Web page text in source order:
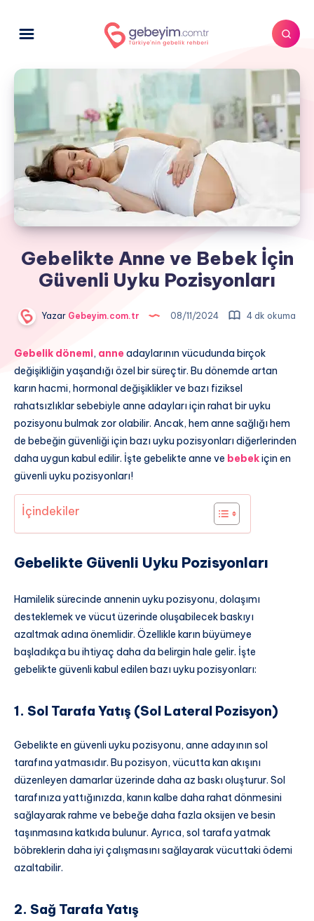
Gebelikte Anne ve Bebek İçin
Güvenli Uyku Pozisyonları
Yazar Gebeyim.com.tr 08/11/2024 4 dk okuma
Gebelik dönemi, anne adaylarının vücudunda birçok
değişikliğin yaşandığı özel bir süreçtir. Bu dönemde artan
karın hacmi, hormonal değişiklikler ve bazı fiziksel
rahatsızlıklar sebebiyle anne adayları için rahat bir uyku
pozisyonu bulmak zor olabilir. Ancak, hem anne sağlığı hem
de bebeğin güvenliği için bazı uyku pozisyonları diğerlerinden
daha uygun kabul edilir. İşte gebelikte anne ve bebekiçin en
güvenli uyku pozisyonları!
İçindekiler
Gebelikte Güvenli Uyku Pozisyonları
Hamilelik sürecinde annenin uyku pozisyonu, dolaşımı
desteklemek ve vücut üzerinde oluşabilecek baskıyı
azaltmak adına önemlidir. Özellikle karın büyümeye
başladıkça bu ihtiyaç daha da belirgin hale gelir. İşte
gebelikte güvenli kabul edilen bazı uyku pozisyonları:
1. Sol Tarafa Yatış (Sol Lateral Pozisyon)
Gebelikte en güvenli uyku pozisyonu, anne adayının sol
tarafına yatmasıdır. Bu pozisyon, vücutta kan akışını
düzenleyen damarlar üzerinde daha az baskı oluşturur. Sol
tarafınıza yattığınızda, kanın kalbe daha rahat dönmesini
sağlayarak rahme ve bebeğe daha fazla oksijen ve besin
taşınmasına katkıda bulunur. Ayrıca, sol tarafa yatmak
böbreklerin daha iyi çalışmasını sağlayarak vücuttaki ödemi
azaltabilir.
2. Sağ Tarafa Yatış